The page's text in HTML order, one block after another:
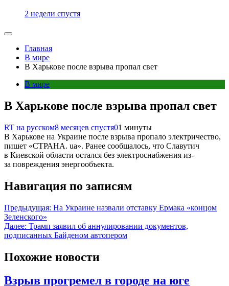
2 недели спустя
Главная
В мире
В Харькове после взрыва пропал свет
В мире
В Харькове после взрыва пропал свет
RT на русском8 месяцев спустя01 минуты
В Харькове на Украине после взрыва пропало электричество,
пишет «СТРАНА. ua». Ранее сообщалось, что Славутич
в Киевской области остался без электроснабжения из-
за повреждения энергообъекта.
Навигация по записям
Предыдущая: На Украине назвали отставку Ермака «концом
Зеленского»
Далее: Трамп заявил об аннулировании документов,
подписанных Байденом автопером
Похожие новости
Взрыв прогремел в городе на юге